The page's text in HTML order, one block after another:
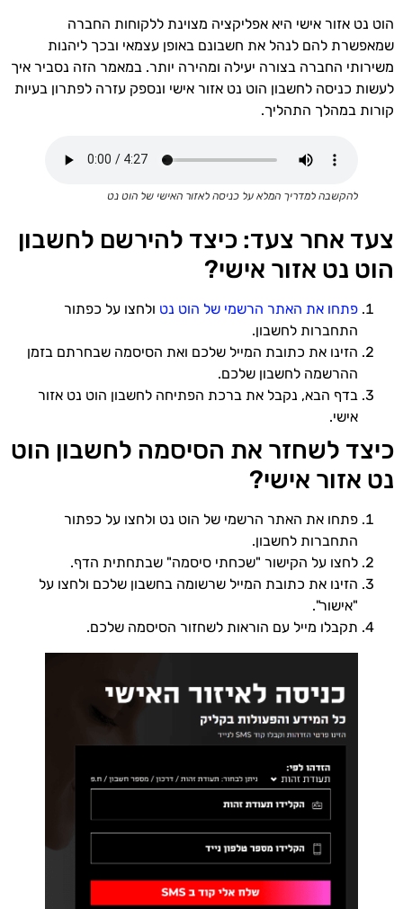
הוט נט אזור אישי היא אפליקציה מצוינת ללקוחות החברה
שמאפשרת להם לנהל את חשבונם באופן עצמאי ובכך ליהנות
משירותי החברה בצורה יעילה ומהירה יותר. במאמר הזה נסביר איך
לעשות כניסה לחשבון הוט נט אזור אישי ונספק עזרה לפתרון בעיות
קורות במהלך התהליך.
להקשבה למדריך המלא על כניסה לאזור האישי של הוט נט
צעד אחר צעד: כיצד להירשם לחשבון
הוט נט אזור אישי?
פתחו את האתר הרשמי של הוט נט ולחצו על כפתור
התחברות לחשבון.
הזינו את כתובת המייל שלכם ואת הסיסמה שבחרתם בזמן
ההרשמה לחשבון שלכם.
בדף הבא, נקבל את ברכת הפתיחה לחשבון הוט נט אזור
אישי.
כיצד לשחזר את הסיסמה לחשבון הוט
נט אזור אישי?
פתחו את האתר הרשמי של הוט נט ולחצו על כפתור
התחברות לחשבון.
לחצו על הקישור "שכחתי סיסמה" שבתחתית הדף.
הזינו את כתובת המייל שרשומה בחשבון שלכם ולחצו על
"אישור".
תקבלו מייל עם הוראות לשחזור הסיסמה שלכם.